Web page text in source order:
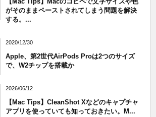
がそのままペーストされてしまう問題を解決
する。...
2020/12/30
Apple、第2世代AirPods Proは2つのサイズ
で、W2チップを搭載か
2026/06/12
【Mac Tips】CleanShot Xなどのキャプチャ
アプリを使っていても知っておきたい。M...